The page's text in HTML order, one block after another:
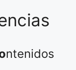
ntenidos